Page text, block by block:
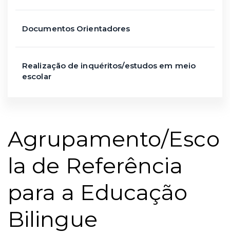
Agrupamento/Esco
la de Referência
para a Educação
Bilingue
Documentos Orientadores
Realização de inquéritos/estudos em meio
escolar